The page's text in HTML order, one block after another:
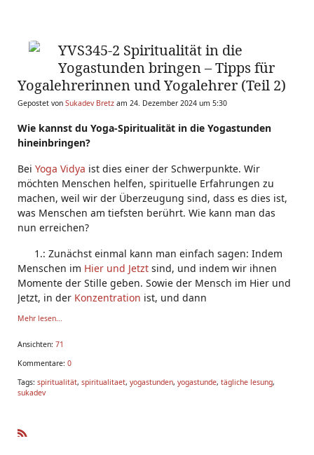
YVS345-2 Spiritualität in die
Yogastunden bringen – Tipps für
Yogalehrerinnen und Yogalehrer (Teil 2)
Gepostet von Sukadev Bretz am 24. Dezember 2024 um 5:30
Wie kannst du Yoga-Spiritualität in die Yogastunden
hineinbringen?
Bei Yoga Vidya ist dies einer der Schwerpunkte. Wir
möchten Menschen helfen, spirituelle Erfahrungen zu
machen, weil wir der Überzeugung sind, dass es dies ist,
was Menschen am tiefsten berührt. Wie kann man das
nun erreichen?
1.: Zunächst einmal kann man einfach sagen: Indem
Menschen im Hier und Jetzt sind, und indem wir ihnen
Momente der Stille geben. Sowie der Mensch im Hier und
Jetzt, in der Konzentration ist, und dann
Mehr lesen...
Ansichten: 71
Kommentare: 0
Tags: spiritualität, spiritualitaet, yogastunden, yogastunde, tägliche lesung,
sukadev